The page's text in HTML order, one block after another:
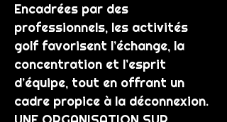
Encadrées par des
professionnels, les activités
golf favorisent l’échange, la
concentration et l’esprit
d’équipe, tout en offrant un
cadre propice à la déconnexion.